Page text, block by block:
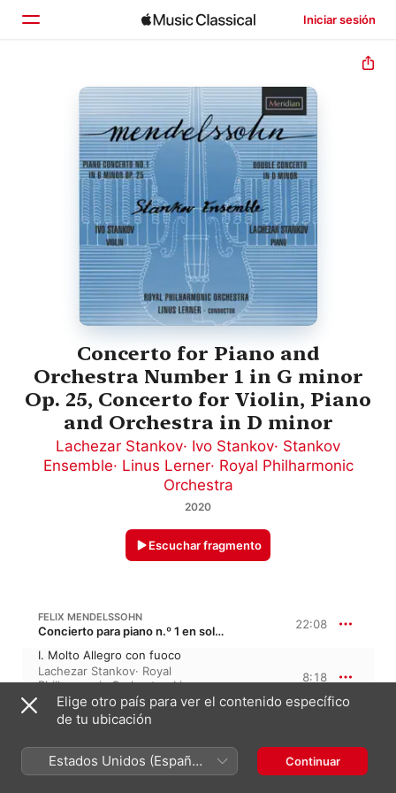
Iniciar sesión
Inicio
Explorar
Buscar
Concerto for Piano and
Orchestra Number 1 in G minor
Op. 25, Concerto for Violin, Piano
and Orchestra in D minor
Lachezar Stankov· Ivo Stankov· Stankov
Ensemble· Linus Lerner· Royal Philharmonic
Orchestra
2020
Escuchar fragmento
FELIX MENDELSSOHN
Concierto para piano n.º 1 en sol menor, Op. 25 22:08
I. Molto Allegro con fuoco
Lachezar Stankov· Royal
Philharmonic Orchestra·Linus
Lerner
8:18
II. Andante
Linus Lerner·Lachezar Stankov
III. Presto - Molto Allegro e
vivace
Elige otro país para ver el contenido específico
de tu ubicación
Estados Unidos (Español
México)
Continuar